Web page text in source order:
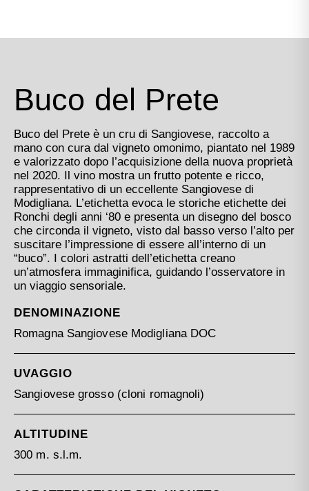
Buco del Prete
Buco del Prete è un cru di Sangiovese, raccolto a
mano con cura dal vigneto omonimo, piantato nel 1989
e valorizzato dopo l’acquisizione della nuova proprietà
nel 2020. Il vino mostra un frutto potente e ricco,
rappresentativo di un eccellente Sangiovese di
Modigliana. L’etichetta evoca le storiche etichette dei
Ronchi degli anni ‘80 e presenta un disegno del bosco
che circonda il vigneto, visto dal basso verso l’alto per
suscitare l’impressione di essere all’interno di un
“buco”. I colori astratti dell’etichetta creano
un’atmosfera immaginifica, guidando l’osservatore in
un viaggio sensoriale.
DENOMINAZIONE
Romagna Sangiovese Modigliana DOC
UVAGGIO
Sangiovese grosso (cloni romagnoli)
ALTITUDINE
300 m. s.l.m.